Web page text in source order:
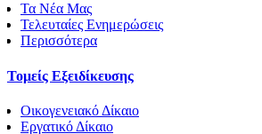
Τα Νέα Μας
Τελευταίες Ενημερώσεις
Περισσότερα
Τομείς Εξειδίκευσης
Οικογενειακό Δίκαιο
Εργατικό Δίκαιο